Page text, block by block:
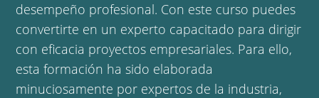
desempeño profesional. Con este curso puedes
convertirte en un experto capacitado para dirigir
con eficacia proyectos empresariales. Para ello,
esta formación ha sido elaborada
minuciosamente por expertos de la industria,